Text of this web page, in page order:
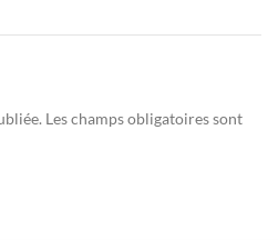
Les champs obligatoires sont